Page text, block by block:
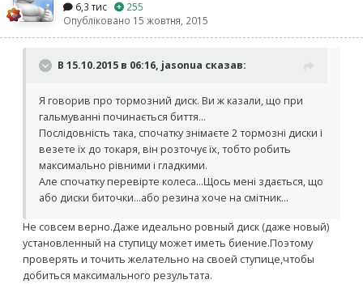
6,3 тис
255
Опубліковано 15 жовтня, 2015
В 15.10.2015 в 06:16, jasonua сказав:
Я говорив про тормозний диск. Ви ж казали, що при
гальмуванні починається биття...
Послідовність така, спочатку знімаєте 2 тормозні диски і
везете їх до токаря, він розточує їх, тобто робить
максимально рівними і гладкими.
Але спочатку перевірте колеса...Щось мені здається, що
або диски биточки...або резина хоче на смітник...
Не совсем верно.Даже идеально ровный диск (даже новый)
установленный на ступицу может иметь биение.Поэтому
проверять и точить желательно на своей ступице,чтобы
добиться максимального результата.